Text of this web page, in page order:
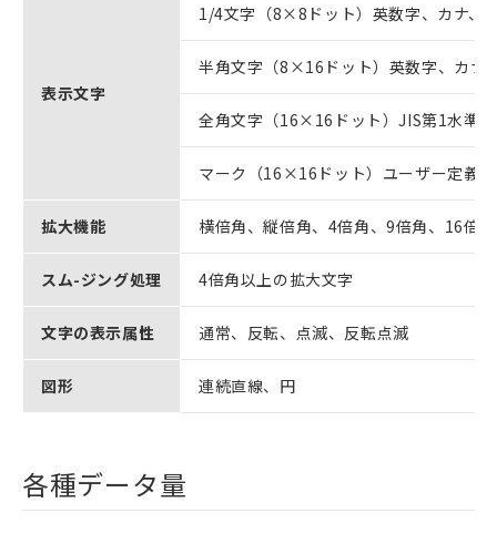
表示文字
1/4文字（8×8ドット）英数字、カナ、
半角文字（8×16ドット）英数字、カナ
全角文字（16×16ドット）JIS第1水準
マーク（16×16ドット）ユーザー定義
拡大機能 横倍角、縦倍角、4倍角、9倍角、16倍角
スム-ジング処理 4倍角以上の拡大文字
文字の表示属性 通常、反転、点滅、反転点滅
図形 連続直線、円
各種データ量